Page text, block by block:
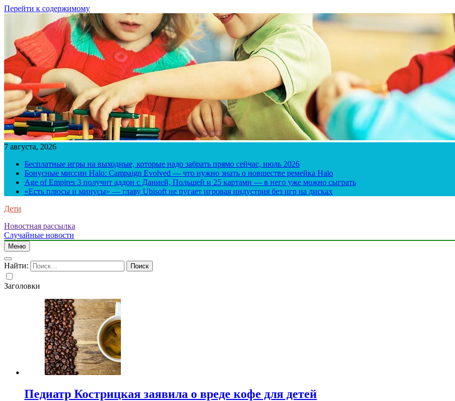
Перейти к содержимому
7 августа, 2026
Бесплатные игры на выходные, которые надо забрать прямо сейчас, июль 2026
Бонусные миссии Halo: Campaign Evolved — что нужно знать о новшестве ремейка Halo
Age of Empires 3 получит аддон с Данией, Польшей и 25 картами — в него уже можно сыграть
«Есть плюсы и минусы» — главу Ubisoft не пугает игровая индустрия без игр на дисках
Дети
Новостная рассылка
Случайные новости
Меню
Найти:
Заголовки
Педиатр Кострицкая заявила о вреде кофе для детей